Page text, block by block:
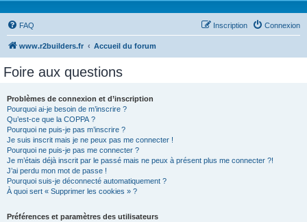
FAQ Connexion
Inscription
www.r2builders.fr Accueil du forum
Foire aux questions
Problèmes de connexion et d’inscription
Pourquoi ai-je besoin de m’inscrire ?
Qu’est-ce que la COPPA ?
Pourquoi ne puis-je pas m’inscrire ?
Je suis inscrit mais je ne peux pas me connecter !
Pourquoi ne puis-je pas me connecter ?
Je m’étais déjà inscrit par le passé mais ne peux à présent plus me connecter ?!
J’ai perdu mon mot de passe !
Pourquoi suis-je déconnecté automatiquement ?
À quoi sert « Supprimer les cookies » ?
Préférences et paramètres des utilisateurs